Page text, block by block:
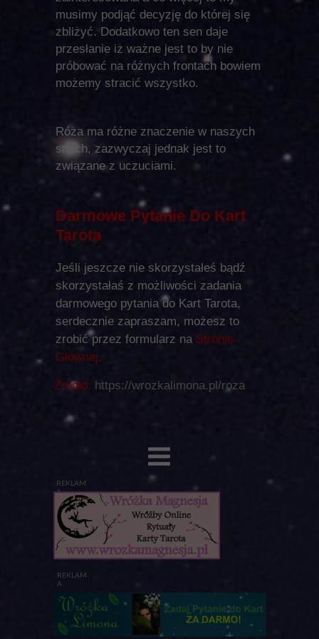
REKLAM
A
REKLAM
A
Źródło: https://wrozkalimona.pl/roza
musimy podjąć decyzję do której się
zbliżyć. Dodatkowo ten sen daje
przesłanie iż ważne jest to by nie
próbować na różnych frontach bowiem
możemy stracić wszystko.
Róża ma różne znaczenie w naszych
snach, zazwyczaj jednak jest to
związane z uczuciami.
Darmowe Pytanie Do Kart
Tarota
Jeśli jeszcze nie skorzystałeś bądź
skorzystałaś z możliwości zadania
darmowego pytania do Kart Tarota,
serdecznie zapraszam, możesz to
zrobić przez formularz na Stronie
Głównej.